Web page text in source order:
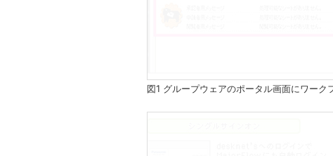
図1 グループウェアのポータル画面にワーク